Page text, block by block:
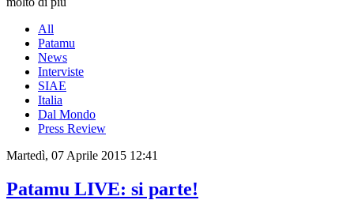
All
Patamu
News
Interviste
SIAE
Italia
Dal Mondo
Press Review
Martedì, 07 Aprile 2015 12:41
Patamu LIVE: si parte!